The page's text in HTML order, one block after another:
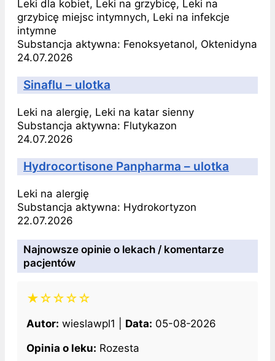
Leki dla kobiet, Leki na grzybicę, Leki na
grzybicę miejsc intymnych, Leki na infekcje
intymne
Substancja aktywna: Fenoksyetanol, Oktenidyna
24.07.2026
Sinaflu – ulotka
Leki na alergię, Leki na katar sienny
Substancja aktywna: Flutykazon
24.07.2026
Hydrocortisone Panpharma – ulotka
Leki na alergię
Substancja aktywna: Hydrokortyzon
22.07.2026
Najnowsze opinie o lekach / komentarze
pacjentów
★☆☆☆☆
Autor: wieslawpl1 | Data: 05-08-2026
Opinia o leku: Rozesta